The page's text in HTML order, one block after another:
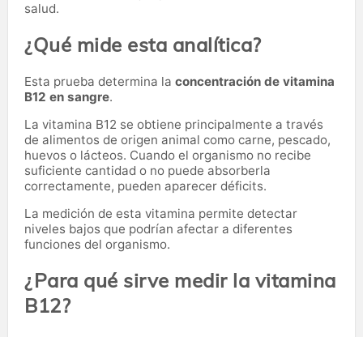
salud.
¿Qué mide esta analítica?
Esta prueba determina la concentración de vitamina
B12 en sangre.
La vitamina B12 se obtiene principalmente a través
de alimentos de origen animal como carne, pescado,
huevos o lácteos. Cuando el organismo no recibe
suficiente cantidad o no puede absorberla
correctamente, pueden aparecer déficits.
La medición de esta vitamina permite detectar
niveles bajos que podrían afectar a diferentes
funciones del organismo.
¿Para qué sirve medir la vitamina
B12?